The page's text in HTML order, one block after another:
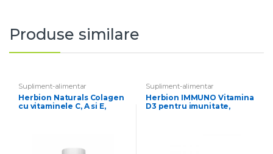
Produse similare
Supliment-alimentar
Herbion Naturals Colagen
cu vitaminele C, A si E,
capsuni 60 b
Supliment-alimentar
Herbion IMMUNO Vitamina
D3 pentru imunitate,